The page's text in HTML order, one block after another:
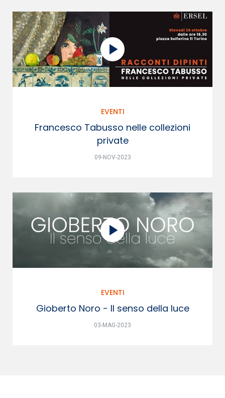
EVENTI
Francesco Tabusso nelle collezioni
private
09-NOV-2023
EVENTI
Gioberto Noro - Il senso della luce
03-MAG-2023